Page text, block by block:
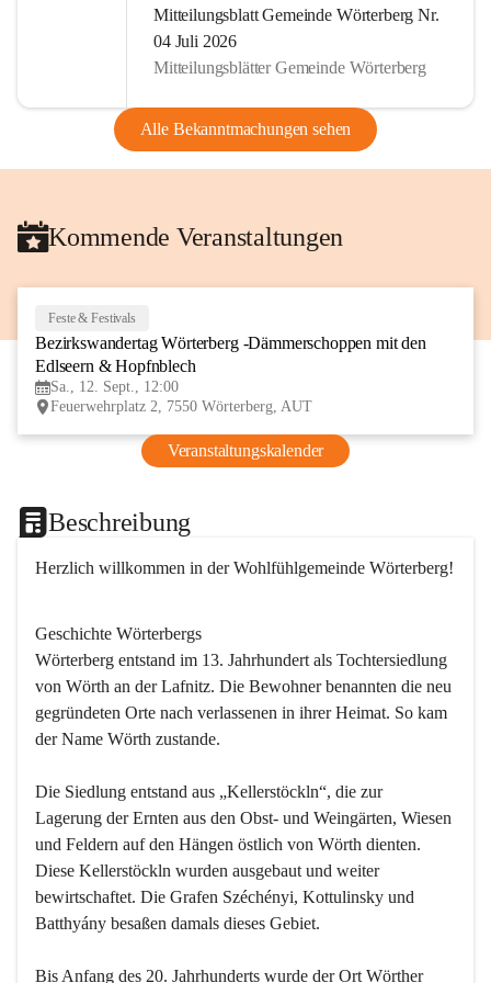
Mitteilungsblatt Gemeinde Wörterberg Nr.
04 Juli 2026
Mitteilungsblätter Gemeinde Wörterberg
Alle Bekanntmachungen sehen
Kommende Veranstaltungen
Feste & Festivals
Bezirkswandertag Wörterberg -Dämmerschoppen mit den
Edlseern & Hopfnblech
Sa., 12. Sept., 12:00
Feuerwehrplatz 2, 7550 Wörterberg, AUT
Veranstaltungskalender
Beschreibung
Herzlich willkommen in der Wohlfühlgemeinde Wörterberg!
Geschichte Wörterbergs
Wörterberg entstand im 13. Jahrhundert als Tochtersiedlung
von Wörth an der Lafnitz. Die Bewohner benannten die neu
gegründeten Orte nach verlassenen in ihrer Heimat. So kam
der Name Wörth zustande.
Die Siedlung entstand aus „Kellerstöckln“, die zur
Lagerung der Ernten aus den Obst- und Weingärten, Wiesen
und Feldern auf den Hängen östlich von Wörth dienten.
Diese Kellerstöckln wurden ausgebaut und weiter
bewirtschaftet. Die Grafen Széchényi, Kottulinsky und
Batthyány besaßen damals dieses Gebiet.
Bis Anfang des 20. Jahrhunderts wurde der Ort Wörther